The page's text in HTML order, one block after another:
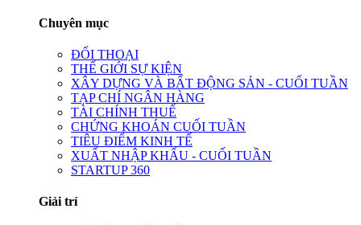
Chuyên mục
ĐỐI THOẠI
THẾ GIỚI SỰ KIỆN
XÂY DỰNG VÀ BẤT ĐỘNG SẢN - CUỐI TUẦN
TẠP CHÍ NGÂN HÀNG
TÀI CHÍNH THUẾ
CHỨNG KHOÁN CUỐI TUẦN
TIÊU ĐIỂM KINH TẾ
XUẤT NHẬP KHẨU - CUỐI TUẦN
STARTUP 360
Giải trí